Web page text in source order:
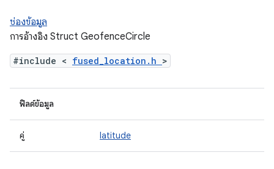
ช่องข้อมูล
การอ้างอิง Struct GeofenceCircle
#include < fused_location.h >
ฟิลด์ข้อมูล
คู่ latitude